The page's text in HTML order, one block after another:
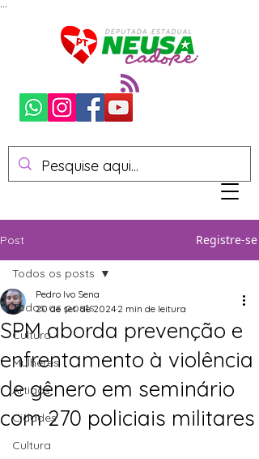
Post Registre-se
Todos os posts
Cultura
Mulheres
Artigos
Cidades
Cultura
Todos os posts
SPM aborda prevenção e
enfrentamento à violência
de gênero em seminário
com 270 policiais militares
Pedro Ivo Sena
20 de set. de 2024 2 min de leitura